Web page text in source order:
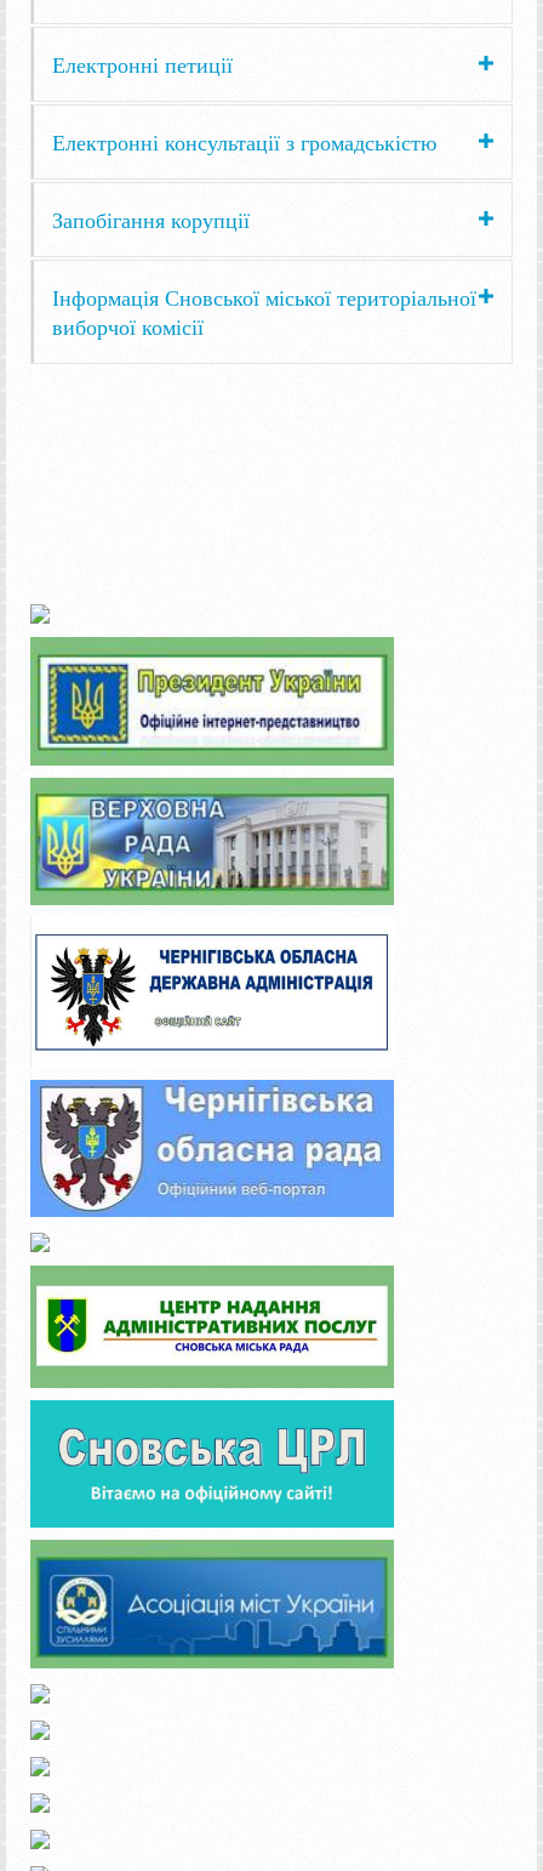
Електронні петиції
Електронні консультації з громадськістю
Запобігання корупції
Інформація Сновської міської територіальної
виборчої комісії